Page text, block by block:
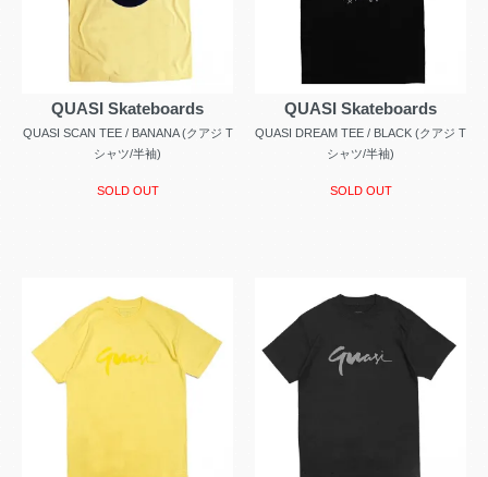
QUASI Skateboards
QUASI SCAN TEE / BANANA (クアジ T
シャツ/半袖)
SOLD OUT
QUASI Skateboards
QUASI DREAM TEE / BLACK (クアジ T
シャツ/半袖)
SOLD OUT